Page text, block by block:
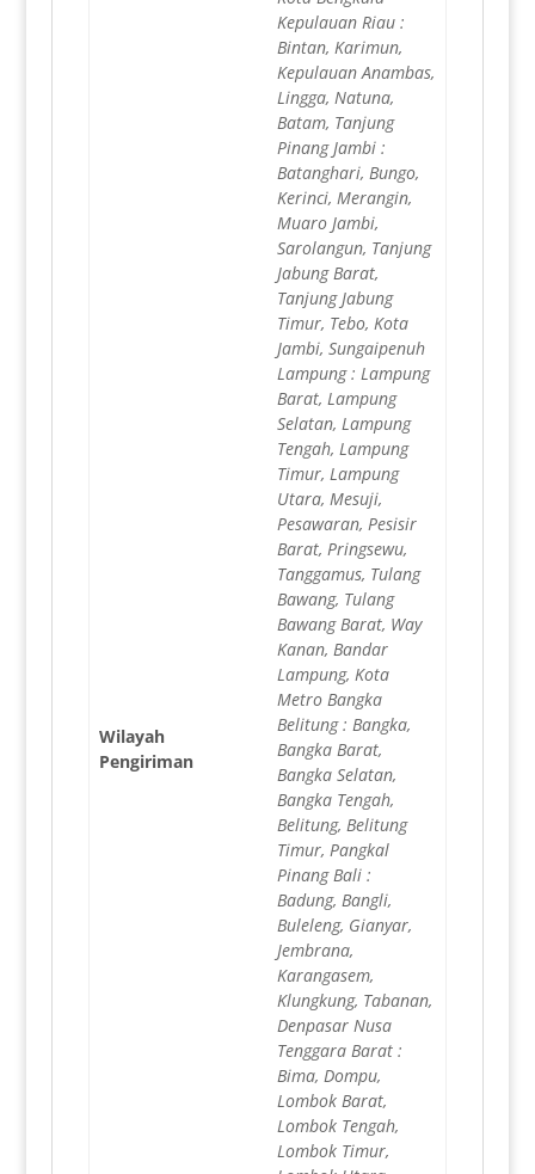
Wilayah
Pengiriman
Kepulauan Riau :
Bintan, Karimun,
Kepulauan Anambas,
Lingga, Natuna,
Batam, Tanjung
Pinang Jambi :
Batanghari, Bungo,
Kerinci, Merangin,
Muaro Jambi,
Sarolangun, Tanjung
Jabung Barat,
Tanjung Jabung
Timur, Tebo, Kota
Jambi, Sungaipenuh
Lampung : Lampung
Barat, Lampung
Selatan, Lampung
Tengah, Lampung
Timur, Lampung
Utara, Mesuji,
Pesawaran, Pesisir
Barat, Pringsewu,
Tanggamus, Tulang
Bawang, Tulang
Bawang Barat, Way
Kanan, Bandar
Lampung, Kota
Metro Bangka
Belitung : Bangka,
Bangka Barat,
Bangka Selatan,
Bangka Tengah,
Belitung, Belitung
Timur, Pangkal
Pinang Bali :
Badung, Bangli,
Buleleng, Gianyar,
Jembrana,
Karangasem,
Klungkung, Tabanan,
Denpasar Nusa
Tenggara Barat :
Bima, Dompu,
Lombok Barat,
Lombok Tengah,
Lombok Timur,